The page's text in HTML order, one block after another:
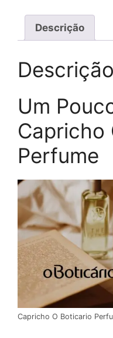
Descrição
Descrição
Um
Capricho
Perfume
Capricho O Boticario